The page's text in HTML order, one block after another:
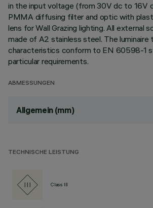
in the input voltage (from 30V dc to 16V
PMMA diffusing filter and optic with
lens for Wall Grazing lighting. All external
made of A2 stainless steel. The luminaire
characteristics conform to EN 60598-1
particular requirements.
ABMESSUNGEN
Allgemein (mm)
TECHNISCHE LEISTUNG
Class III